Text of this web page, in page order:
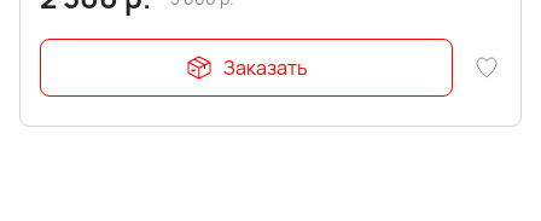
Заказать